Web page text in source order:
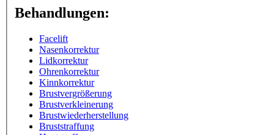
Behandlungen:
Facelift
Nasenkorrektur
Lidkorrektur
Ohrenkorrektur
Kinnkorrektur
Brustvergrößerung
Brustverkleinerung
Brustwiederherstellung
Bruststraffung